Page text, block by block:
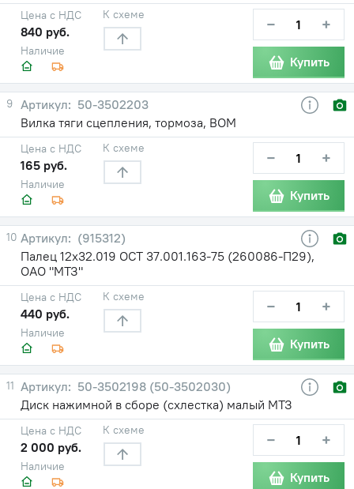
Наличие
Цена с НДС
840 руб.
К схеме − +
Купить
9
50-3502203
Вилка тяги сцепления, тормоза, ВОМ
Наличие
Цена с НДС
165 руб.
К схеме − +
Купить
10
(915312)
Палец 12х32.019 ОСТ 37.001.163-75 (260086-П29),
ОАО "МТЗ"
Наличие
Цена с НДС
440 руб.
К схеме − +
Купить
11
50-3502198 (50-3502030)
Диск нажимной в сборе (схлестка) малый МТЗ
Наличие
Цена с НДС
2 000 руб.
К схеме − +
Купить